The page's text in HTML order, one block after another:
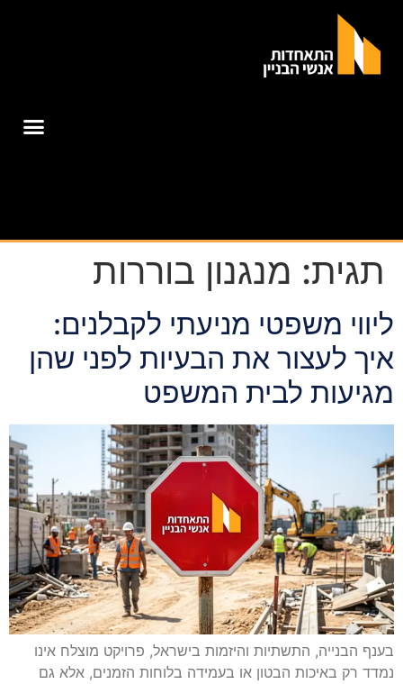
תגית: מנגנון בוררות
ליווי משפטי מניעתי לקבלנים:
איך לעצור את הבעיות לפני שהן
מגיעות לבית המשפט
בענף הבנייה, התשתיות והיזמות בישראל, פרויקט מוצלח אינו
נמדד רק באיכות הבטון או בעמידה בלוחות הזמנים, אלא גם